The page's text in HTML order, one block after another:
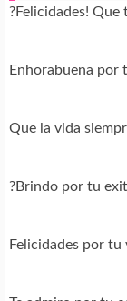
?Felicidades! Que
Enhorabuena por
Que la vida
?Brindo por tu
Felicidades por